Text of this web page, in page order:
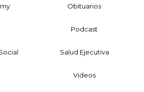
Obituarios
Podcast
Salud Ejecutiva
Videos